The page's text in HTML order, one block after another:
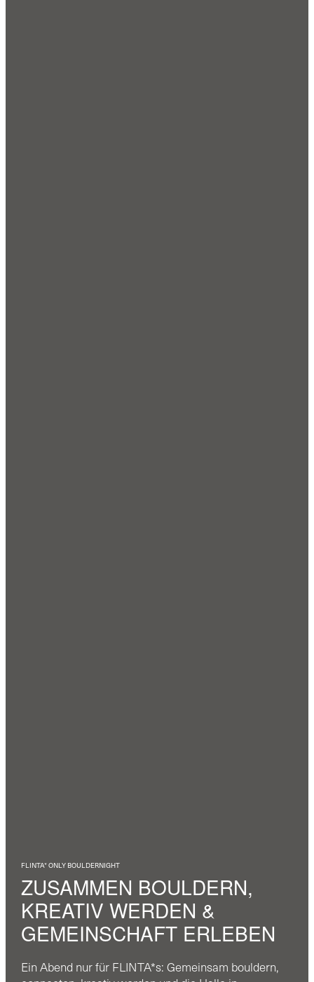
FLINTA* ONLY BOULDERNIGHT
ZUSAMMEN BOULDERN,
KREATIV WERDEN &
GEMEINSCHAFT ERLEBEN
Ein Abend nur für FLINTA*s: Gemeinsam bouldern,